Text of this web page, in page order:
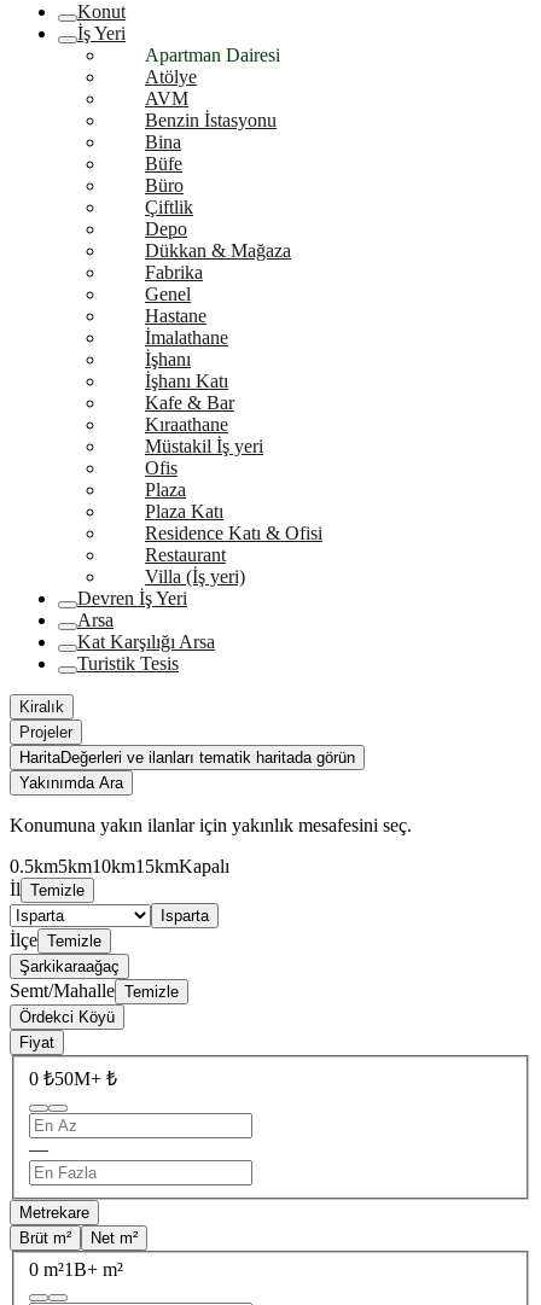
Konut
İş Yeri
Apartman Dairesi
Atölye
AVM
Benzin İstasyonu
Bina
Büfe
Büro
Çiftlik
Depo
Dükkan & Mağaza
Fabrika
Genel
Hastane
İmalathane
İşhanı
İşhanı Katı
Kafe & Bar
Kıraathane
Müstakil İş yeri
Ofis
Plaza
Plaza Katı
Residence Katı & Ofisi
Restaurant
Villa (İş yeri)
Devren İş Yeri
Arsa
Kat Karşılığı Arsa
Turistik Tesis
Kiralık
Projeler
HaritaDeğerleri ve ilanları tematik haritada görün
Yakınımda Ara
Konumuna yakın ilanlar için yakınlık mesafesini seç.
0.5km5km10km15kmKapalı
İl Temizle
Isparta
İlçe Temizle
Şarkikaraağaç
Semt/Mahalle Temizle
Ördekci Köyü
Fiyat
0 ₺50M+ ₺
—
Metrekare
Brüt m²
Net m²
0 m²1B+ m²